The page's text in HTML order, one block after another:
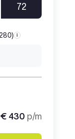
72
Slottermijn
€ 430 p/m